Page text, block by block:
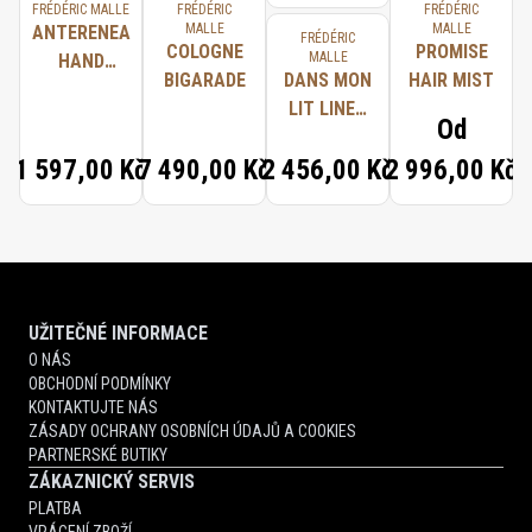
FRÉDÉRIC MALLE
ANTERENEA
HAND
1 597,00 Kč
FRÉDÉRIC
MALLE
COLOGNE
BIGARADE
7 490,00 Kč
FRÉDÉRIC
MALLE
DANS MON
LIT LINEN
2 456,00 Kč
FRÉDÉRIC
MALLE
PROMISE
HAIR MIST
Od
2 996,00 Kč
UŽITEČNÉ INFORMACE
O NÁS
OBCHODNÍ PODMÍNKY
KONTAKTUJTE NÁS
ZÁSADY OCHRANY OSOBNÍCH ÚDAJŮ A COOKIES
PARTNERSKÉ BUTIKY
ZÁKAZNICKÝ SERVIS
PLATBA